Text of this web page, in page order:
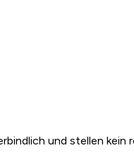
und stellen